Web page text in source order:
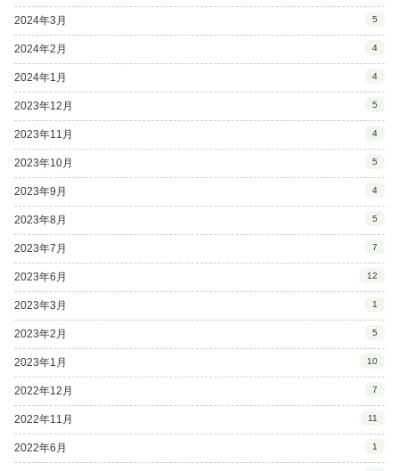
2024年3月 5
2024年2月 4
2024年1月 4
2023年12月 5
2023年11月 4
2023年10月 5
2023年9月 4
2023年8月 5
2023年7月 7
2023年6月 12
2023年3月 1
2023年2月 5
2023年1月 10
2022年12月 7
2022年11月 11
2022年6月 1